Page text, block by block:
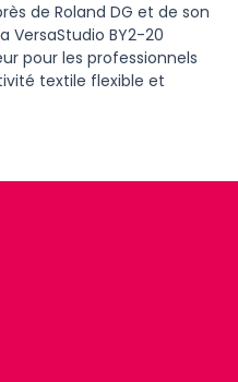
de Roland DG et de son
VersaStudio BY2-20
pour les professionnels
textile flexible et